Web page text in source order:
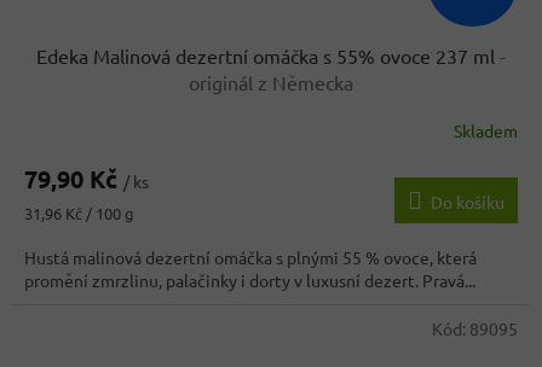
Edeka Malinová dezertní omáčka s 55% ovoce 237 ml -
originál z Německa
Skladem
79,90 Kč / ks
Měrná
31,96 Kč / 100 g
Do košíku
Hustá malinová dezertní omáčka s plnými 55 % ovoce, která
promění zmrzlinu, palačinky i dorty v luxusní dezert. Pravá...
Kód: 89095